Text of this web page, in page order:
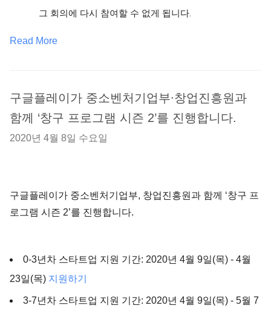
그 회의에 다시 참여할 수 없게 됩니다.
Read More
구글플레이가 중소벤처기업부∙창업진흥원과
함께 ‘창구 프로그램 시즌 2’를 진행합니다.
2020년 4월 8일 수요일
구글플레이가 중소벤처기업부, 창업진흥원과 함께 ‘창구 프
로그램 시즌 2’를 진행합니다.
0-3년차 스타트업 지원 기간: 2020년 4월 9일(목) - 4월
23일(목) 지원하기
3-7년차 스타트업 지원 기간: 2020년 4월 9일(목) - 5월 7